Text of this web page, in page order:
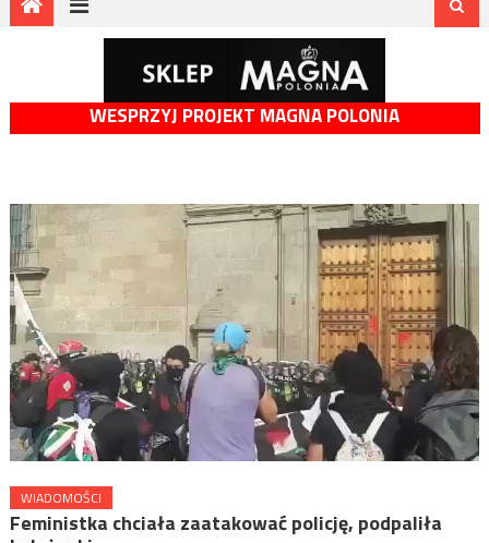
WESPRZYJ PROJEKT MAGNA POLONIA
WIADOMOŚCI
Feministka chciała zaatakować policję, podpaliła